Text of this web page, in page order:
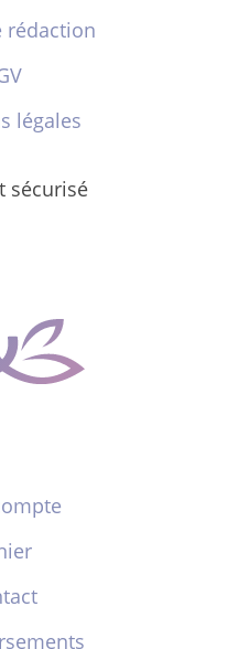
rédaction
légales
sécurisé